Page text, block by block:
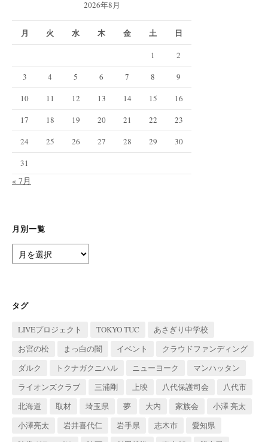
り
2026年8月
月 火 水 木 金 土 日
1
2
3
4 5 6 7 8
9
10
11 12 13 14 15
16
17
18 19 20 21 22
23
24
25 26 27 28 29
30
31
« 7月
月別一覧
別
タグ
LIVEプロジェクト TOKYO TUC
あさぎり中学校
お宮の松
まっ白の闇 イベント
クラウドファンディング
ダルク
トクナガクニハル ニューヨーク
マンハッタン
ライオンズクラブ
三浦剛 上映 八代保護司会
八代市
北海道
取材 埼玉県 夢 大内 家族会
小澤 亮太
小澤亮太
岩井喜代仁 岩手県 志木市
愛知県